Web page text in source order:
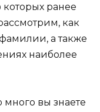
ранее
как
а также
наиболее
много вы знаете